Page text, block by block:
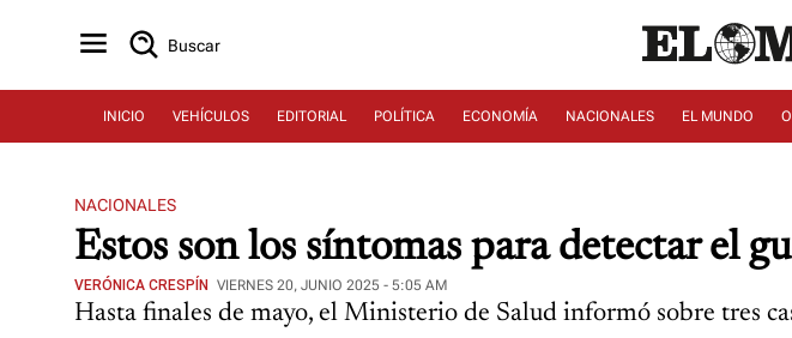
Buscar
INICIO VEHÍCULOS EDITORIAL POLÍTICA ECONOMÍA NACIONALES EL MUNDO
NACIONALES
Estos son los síntomas para detectar el
VERÓNICA CRESPÍN VIERNES 20, JUNIO 2025 - 5:05 AM
Hasta finales de mayo, el Ministerio de Salud informó sobre tres